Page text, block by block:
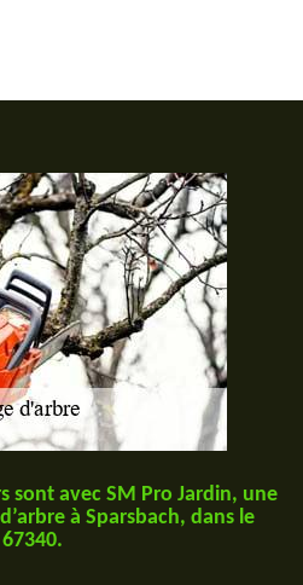
sont avec SM Pro Jardin, une
à Sparsbach, dans le
67340.